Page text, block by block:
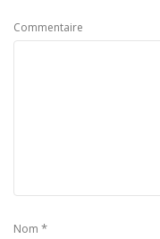
Commentaire
Nom *